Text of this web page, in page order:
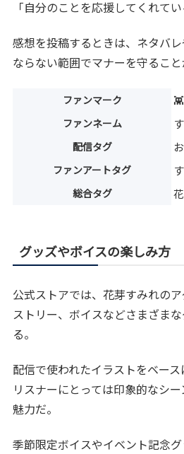
「自分のことを応援してくれて
感想を投稿するときは、ネタバ
ならない範囲でマナーを守ること
ファンマーク
ファンネーム
配信タグ
ファンアートタグ
総合タグ
グッズやボイスの楽しみ方
公式ストアでは、花芽すみれの
ストリー、ボイスなどさまざま
る。
配信で使われたイラストをベース
リスナーにとっては印象的なシ
魅力だ。
季節限定ボイスやイベント記念